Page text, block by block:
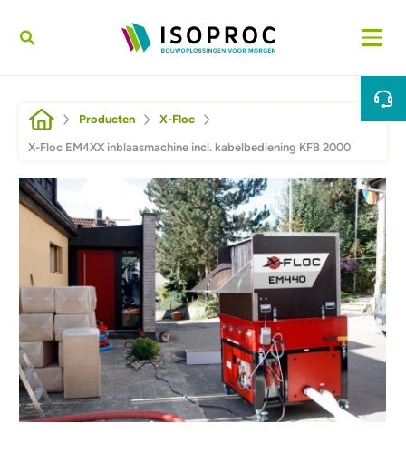
Kruimelpad
Producten X-Floc
X-Floc EM4XX inblaasmachine incl. kabelbediening KFB 2000
Afbeelding